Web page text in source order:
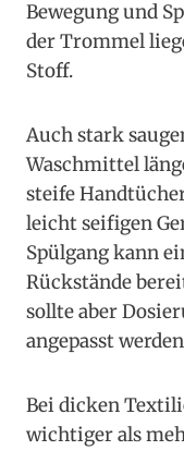
Bewegung und
der Trommel
Stoff.
Auch stark
Waschmittel
steife
leicht seifigen
Spülgang kann
Rückstände
sollte aber
angepasst
Bei dicken
wichtiger als